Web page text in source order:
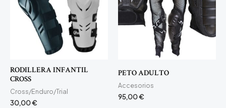
RODILLERA INFANTIL
CROSS
Cross/Enduro/Trial
30,00€
PETO ADULTO
Accesorios
95,00€